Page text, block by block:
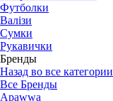
Футболки
Валізи
Сумки
Рукавички
Бренды
Назад во все категории
Все Бренды
Apawwa